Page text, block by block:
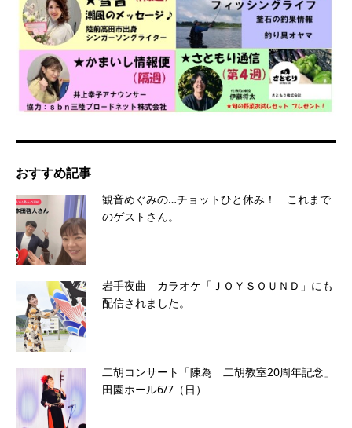
おすすめ記事
観音めぐみの…チョットひと休み！ これまで
のゲストさん。
岩手夜曲 カラオケ「ＪＯＹＳＯＵＮＤ」にも
配信されました。
二胡コンサート「陳為 二胡教室20周年記念」
田園ホール6/7（日）